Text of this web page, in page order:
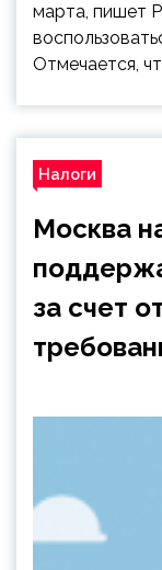
марта, пишет
Отмечается,
Налоги
Москва
за счет